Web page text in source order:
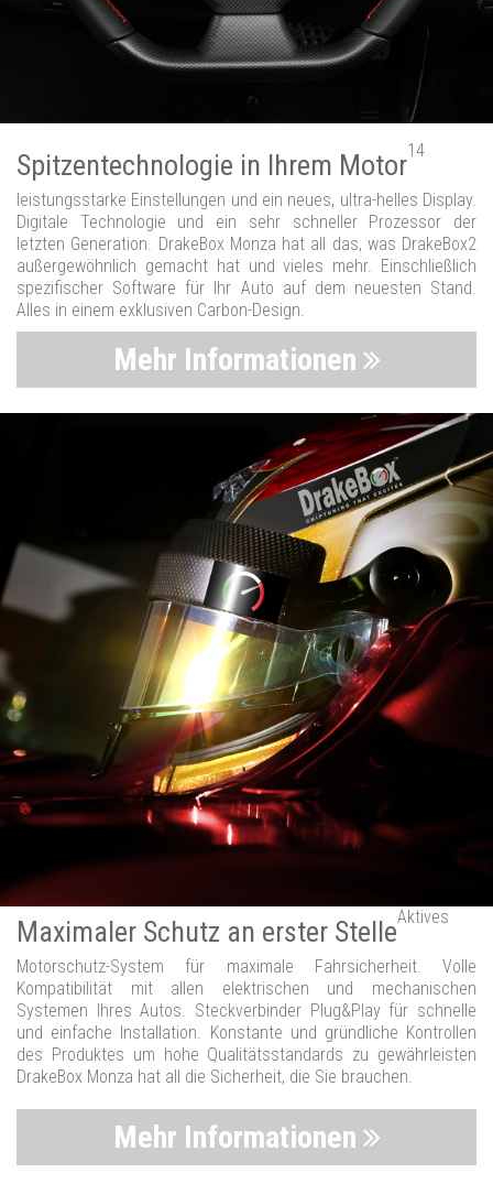
Spitzentechnologie in Ihrem Motor14
leistungsstarke Einstellungen und ein neues, ultra-helles Display.
Digitale Technologie und ein sehr schneller Prozessor der
letzten Generation. DrakeBox Monza hat all das, was DrakeBox2
außergewöhnlich gemacht hat und vieles mehr. Einschließlich
spezifischer Software für Ihr Auto auf dem neuesten Stand.
Alles in einem exklusiven Carbon-Design.
Mehr Informationen
Maximaler Schutz an erster StelleAktives
Motorschutz-System für maximale Fahrsicherheit. Volle
Kompatibilität mit allen elektrischen und mechanischen
Systemen Ihres Autos. Steckverbinder Plug&Play für schnelle
und einfache Installation. Konstante und gründliche Kontrollen
des Produktes um hohe Qualitätsstandards zu gewährleisten
DrakeBox Monza hat all die Sicherheit, die Sie brauchen.
Mehr Informationen